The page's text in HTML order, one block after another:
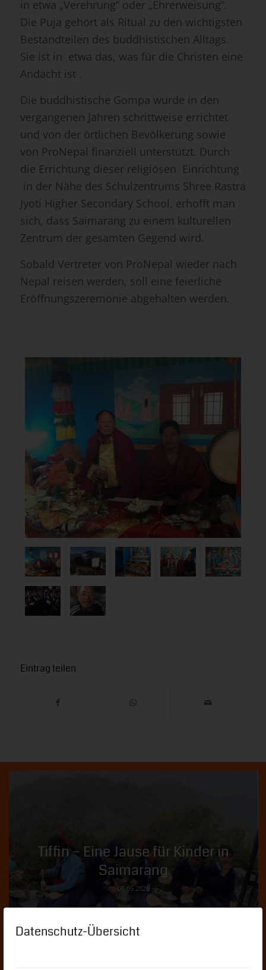
Datenschutz-Übersicht
Sie ist in etwa das, was für die Christen eine
Andacht ist .
Die buddhistische Gompa wurde in den
vergangenen Jahren schrittweise errichtet
von ProNepal finanziell unterstützt. Durch
die Errichtung dieser religiösen Einrichtung
in der Nähe des Schulzentrums Shree Rastra
Jyoti Higher Secondary School, erhofft man
sich, dass Saimarang zu einem kulturellen
Zentrum der gesamten Gegend wird.
Sobald Vertreter von ProNepal wieder nach
Nepal reisen werden, soll eine feierliche